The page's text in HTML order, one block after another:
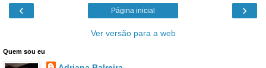
‹ ›
Página inicial
Ver versão para a web
Quem sou eu